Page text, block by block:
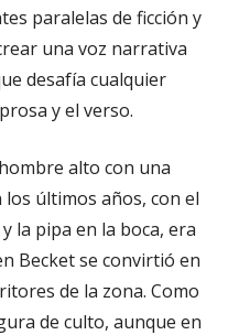
paralelas de ficción y
una voz narrativa
desafía cualquier
y el verso.
alto con una
los últimos años, con el
la pipa en la boca, era
Becket se convirtió en
de la zona. Como
de culto, aunque en